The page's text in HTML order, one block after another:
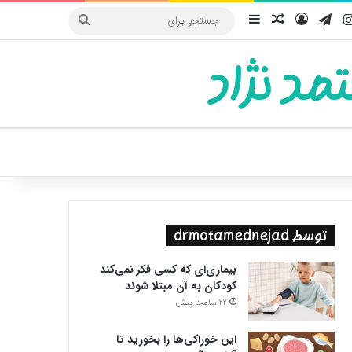
اینستاگرام
تلگرامورودنوشته تصادفی
سایدبار
جستجو
نژاد
پوسته
توسط drmotamednejad
بیماری‌ای که کسی فکر نمی‌کند
کودکان به آن مبتلا شوند
22 ساعت پیش
این خوراکی‌ها را بخورید تا